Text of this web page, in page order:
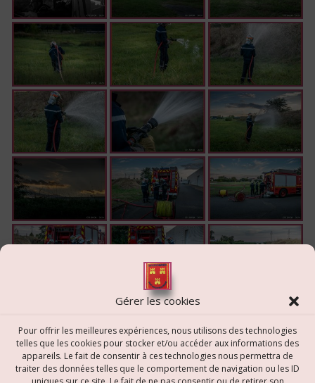
Gérer les cookies
Pour offrir les meilleures expériences, nous utilisons des technologies
telles que les cookies pour stocker et/ou accéder aux informations des
appareils. Le fait de consentir à ces technologies nous permettra de
traiter des données telles que le comportement de navigation ou les ID